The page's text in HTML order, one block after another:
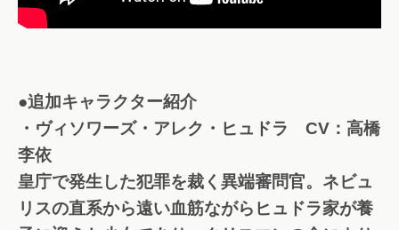
●追加キャラクター紹介
・ヴィソワーズ・アレク・ヒュドラ CV：高橋
李依
皇庁で発生した犯罪を裁く異端審問官。ネビュ
リスの直系から遠い血筋ながらヒュドラ家が養